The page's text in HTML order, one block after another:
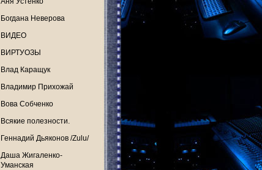
Богдана Неверова
ВИДЕО
ВИРТУОЗЫ
Влад Каращук
Владимир Прихожай
Вова Собченко
Всякие полезности.
Геннадий Дьяконов /Zulu/
Даша Жигаленко-
Уманская